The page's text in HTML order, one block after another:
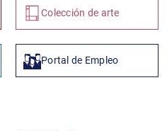
Colección de arte
Portal de Empleo